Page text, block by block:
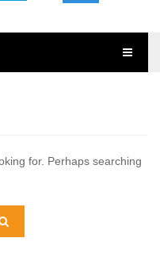
for. Perhaps searching